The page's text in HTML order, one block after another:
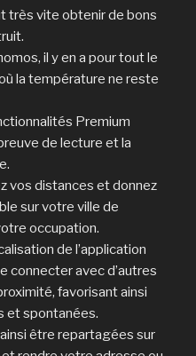
très vite obtenir de bons
il y en a pour tout le
la température ne reste
Premium
de lecture et la
vos distances et donnez
sur votre ville de
occupation.
de l’application
connecter avec d’autres
favorisant ainsi
et spontanées.
être repartagées sur